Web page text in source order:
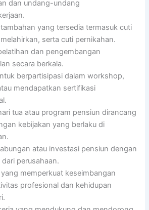
dan undang-undang
yang tersedia termasuk cuti
serta cuti pernikahan.
dan pengembangan
secara berkala.
berpartisipasi dalam workshop,
mendapatkan sertifikasi
tua atau program pensiun dirancang
kebijakan yang berlaku di
atau investasi pensiun dengan
perusahaan.
yang memperkuat keseimbangan
profesional dan kehidupan